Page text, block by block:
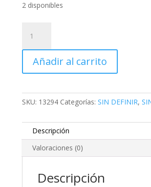
2 disponibles
NYLON
RECUBIERTO
DE
M
cantidad
Añadir al carrito
SKU: 13294 Categorías: SIN DEFINIR,
Descripción
Valoraciones (0)
Descripción